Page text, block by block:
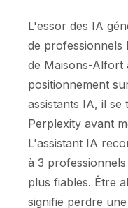
L'essor des IA
de
de Maisons-Alfort
positionnement
assistants IA, il se
Perplexity avant
L'assistant IA
à 3
plus fiables. Être
signifie perdre